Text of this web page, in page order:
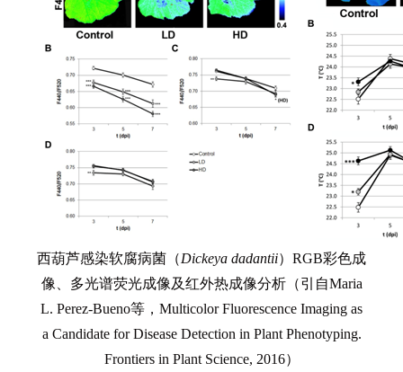
西葫芦感染软腐病菌（Dickeya dadantii）RGB彩色成
像、多光谱荧光成像及红外热成像分析（引自Maria
L. Perez-Bueno等， Multicolor Fluorescence Imaging as
a Candidate for Disease Detection in Plant Phenotyping.
Frontiers in Plant Science, 2016）